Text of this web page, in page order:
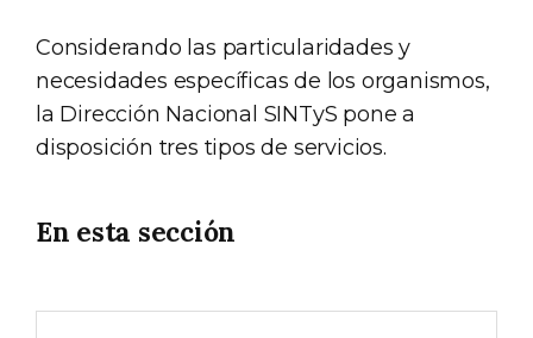
Considerando las particularidades y
necesidades específicas de los organismos,
la Dirección Nacional SINTyS pone a
disposición tres tipos de servicios.
En esta sección